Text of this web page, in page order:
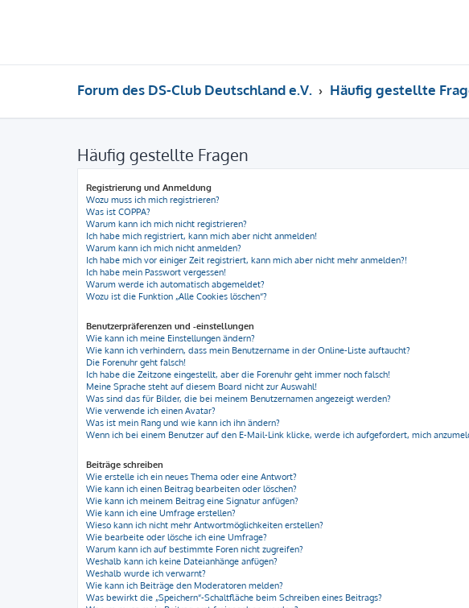
Forum des DS-Club Deutschland e.V. Häufig gestellte
Häufig gestellte Fragen
Registrierung und Anmeldung
Wozu muss ich mich registrieren?
Was ist COPPA?
Warum kann ich mich nicht registrieren?
Ich habe mich registriert, kann mich aber nicht anmelden!
Warum kann ich mich nicht anmelden?
Ich habe mich vor einiger Zeit registriert, kann mich aber nicht mehr anmelden?!
Ich habe mein Passwort vergessen!
Warum werde ich automatisch abgemeldet?
Wozu ist die Funktion „Alle Cookies löschen“?
Benutzerpräferenzen und -einstellungen
Wie kann ich meine Einstellungen ändern?
Wie kann ich verhindern, dass mein Benutzername in der Online-Liste auftaucht?
Die Forenuhr geht falsch!
Ich habe die Zeitzone eingestellt, aber die Forenuhr geht immer noch falsch!
Meine Sprache steht auf diesem Board nicht zur Auswahl!
Was sind das für Bilder, die bei meinem Benutzernamen angezeigt werden?
Wie verwende ich einen Avatar?
Was ist mein Rang und wie kann ich ihn ändern?
Wenn ich bei einem Benutzer auf den E-Mail-Link klicke, werde ich aufgefordert, mich
Beiträge schreiben
Wie erstelle ich ein neues Thema oder eine Antwort?
Wie kann ich einen Beitrag bearbeiten oder löschen?
Wie kann ich meinem Beitrag eine Signatur anfügen?
Wie kann ich eine Umfrage erstellen?
Wieso kann ich nicht mehr Antwortmöglichkeiten erstellen?
Wie bearbeite oder lösche ich eine Umfrage?
Warum kann ich auf bestimmte Foren nicht zugreifen?
Weshalb kann ich keine Dateianhänge anfügen?
Weshalb wurde ich verwarnt?
Wie kann ich Beiträge den Moderatoren melden?
Was bewirkt die „Speichern“-Schaltfläche beim Schreiben eines Beitrags?